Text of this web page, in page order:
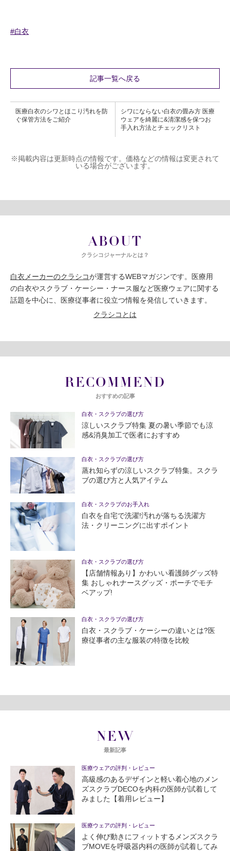
#白衣
記事一覧へ戻る
医療白衣のシワとほこり汚れを防
ぐ保管方法をご紹介
シワにならない白衣の畳み方 医療
ウェアを綺麗に&清潔感を保つお
手入れ方法とチェックリスト
※掲載内容は更新時点の情報です。価格などの情報は変更されて
いる場合がございます。
ABOUT
クラシコジャーナルとは？
白衣メーカーのクラシコが運営するWEBマガジンです。医療用
の白衣やスクラブ・ケーシー・ナース服など医療ウェアに関する
話題を中心に、医療従事者に役立つ情報を発信していきます。
クラシコとは
RECOMMEND
おすすめの記事
白衣・スクラブの選び方
涼しいスクラブ特集 夏の暑い季節でも涼
感&消臭加工で医者におすすめ
白衣・スクラブの選び方
蒸れ知らずの涼しいスクラブ特集。スクラ
ブの選び方と人気アイテム
白衣・スクラブのお手入れ
白衣を自宅で洗濯!汚れが落ちる洗濯方
法・クリーニングに出すポイント
白衣・スクラブの選び方
【店舗情報あり】かわいい看護師グッズ特
集 おしゃれナースグッズ・ポーチでモチ
ベアップ!
白衣・スクラブの選び方
白衣・スクラブ・ケーシーの違いとは?医
療従事者の主な服装の特徴を比較
NEW
最新記事
医療ウェアの評判・レビュー
高級感のあるデザインと軽い着心地のメン
ズスクラブDECOを内科の医師が試着して
みました【着用レビュー】
医療ウェアの評判・レビュー
よく伸び動きにフィットするメンズスクラ
ブMOVEを呼吸器内科の医師が試着してみ